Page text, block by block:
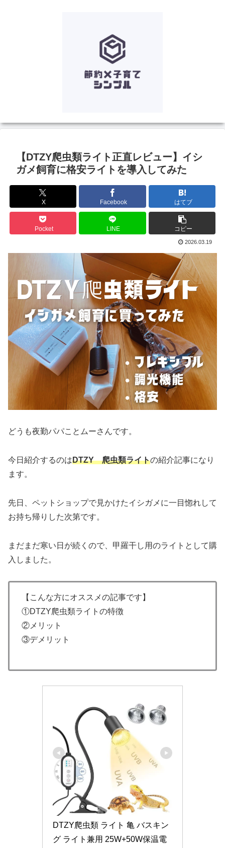
【DTZY爬虫類ライト正直レビュー】イシ
ガメ飼育に格安ライトを導入してみた
X Facebook はてブ
Pocket LINE コピー
2026.03.19
どうも夜勤パパことムーさんです。
今日紹介するのはDTZY爬虫類ライトの紹介記事になり
ます。
先日、ペットショップで見かけたイシガメに一目惚れして
お持ち帰りした次第です。
まだまだ寒い日が続くので、甲羅干し用のライトとして購
入しました。
【こんな方にオススメの記事です】
①DTZY爬虫類ライトの特徴
②メリット
③デメリット
DTZY爬虫類 ライト 亀 バスキン
グ ライト兼用 25W+50W保温電